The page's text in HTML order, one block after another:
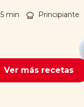
5 min Principiante
Ver más recetas